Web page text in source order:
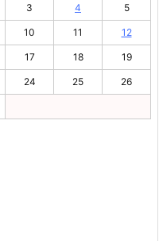
3 4 5
10 11 12
17 18 19
24 25 26